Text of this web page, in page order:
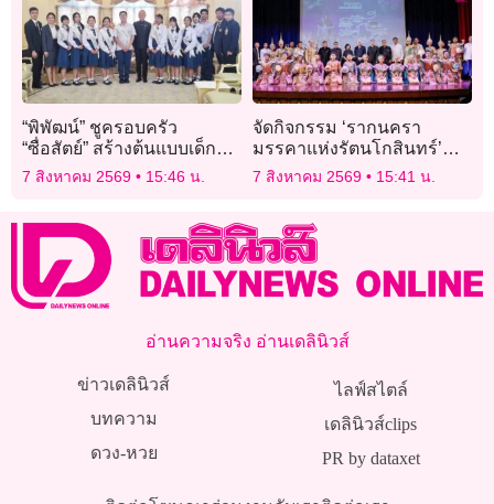
“พิพัฒน์” ชูครอบครัว
“ซื่อสัตย์” สร้างต้นแบบเด็ก
ไทยไม่ทุจริต
7 สิงหาคม 2569 15:46 น.
จัดกิจกรรม ‘รากนครา
มรรคาแห่งรัตนโกสินทร์’
น้อมรำลึกพระ
7 สิงหาคม 2569 15:41 น.
อ่านความจริง อ่านเดลินิวส์
ข่าวเดลินิวส์
บทความ
ดวง-หวย
ไลฟ์สไตล์
เดลินิวส์clips
PR by dataxet